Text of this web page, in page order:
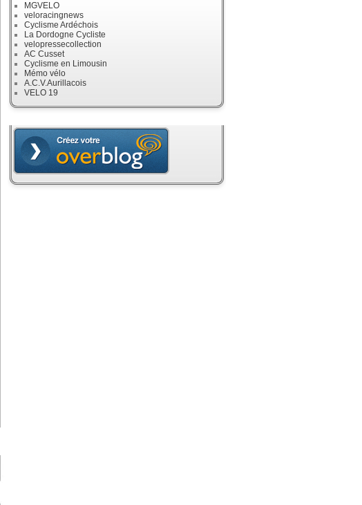
MGVELO
veloracingnews
Cyclisme Ardéchois
La Dordogne Cycliste
velopressecollection
AC Cusset
Cyclisme en Limousin
Mémo vélo
A.C.V.Aurillacois
VELO 19